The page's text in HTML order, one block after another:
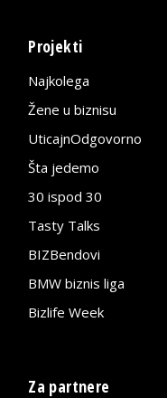
Projekti
Najkolega
Žene u biznisu
UticajnOdgovorno
Šta jedemo
30 ispod 30
Tasty Talks
BIZBendovi
BMW biznis liga
Bizlife Week
Za partnere